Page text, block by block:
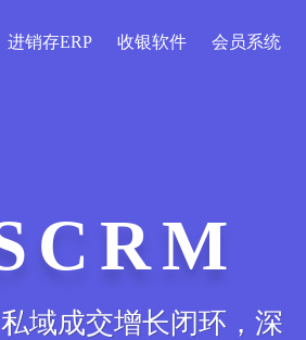
进销存ERP 收银软件 会员系统
上线下商品、会员、